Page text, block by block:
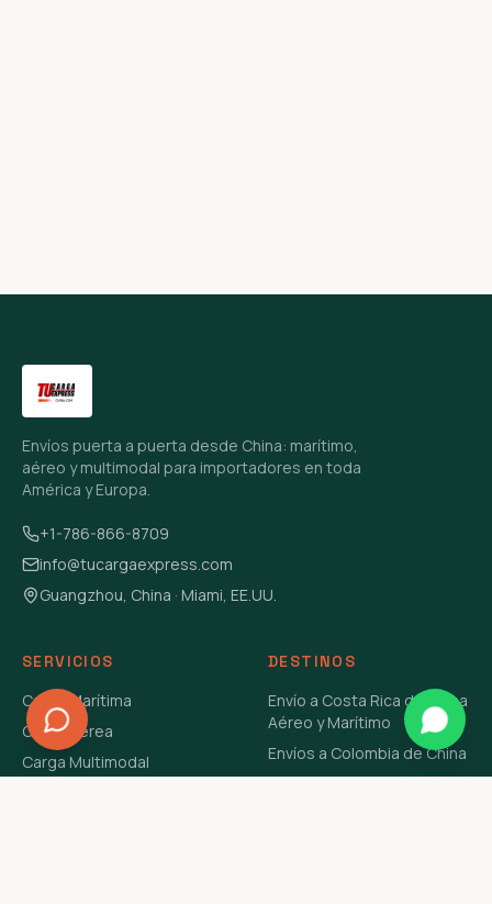
Envíos puerta a puerta desde China: marítimo,
aéreo y multimodal para importadores en toda
América y Europa.
+1-786-866-8709
info@tucargaexpress.com
Guangzhou, China · Miami, EE.UU.
SERVICIOS
Carga Marítima
Carga Aérea
Carga Multimodal
DESTINOS
Envío a Costa Rica de China
Aéreo y Marítimo
Envíos a Colombia de China